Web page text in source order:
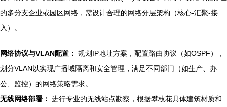
的多分支企业或园区网络，需设计合理的网络分层架构（核心-汇聚-接
入）。
网络协议与VLAN配置： 规划IP地址方案，配置路由协议（如OSPF），
划分VLAN以实现广播域隔离和安全管理，满足不同部门（如生产、办
公、监控）的网络策略需求。
无线网络部署： 进行专业的无线站点勘察，根据攀枝花具体建筑材质和